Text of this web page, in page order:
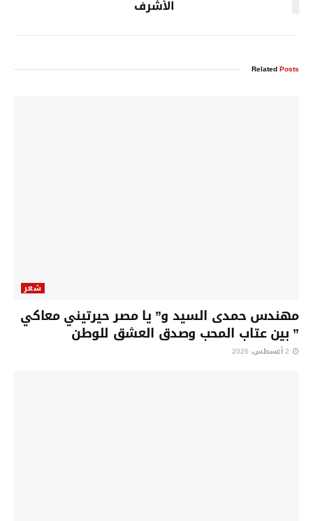
الأشرف
RelatedPosts
شعر
مهندس حمدى السيد و” يا مصر حيرتيني معاكي
” بين عتاب المحب وصدق العشق للوطن